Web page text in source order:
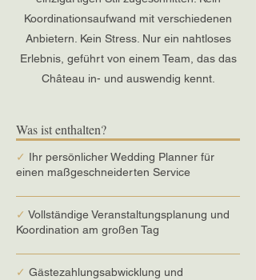
Koordinationsaufwand mit verschiedenen
Anbietern. Kein Stress. Nur ein nahtloses
Erlebnis, geführt von einem Team, das das
Château in- und auswendig kennt.
Was ist enthalten?
✓ Ihr persönlicher Wedding Planner für
einen maßgeschneiderten Service
✓ Vollständige Veranstaltungsplanung und
Koordination am großen Tag
✓ Gästezahlungsabwicklung und